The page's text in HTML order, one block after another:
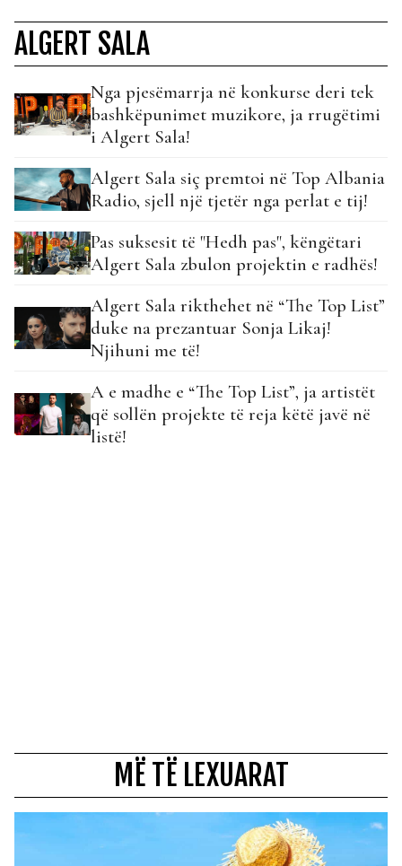
ALGERT SALA
Nga pjesëmarrja në konkurse deri tek
bashkëpunimet muzikore, ja rrugëtimi
i Algert Sala!
Algert Sala siç premtoi në Top Albania
Radio, sjell një tjetër nga perlat e tij!
Pas suksesit të "Hedh pas", këngëtari
Algert Sala zbulon projektin e radhës!
Algert Sala rikthehet në “The Top List”
duke na prezantuar Sonja Likaj!
Njihuni me të!
A e madhe e “The Top List”, ja artistët
që sollën projekte të reja këtë javë në
listë!
MË TË LEXUARAT